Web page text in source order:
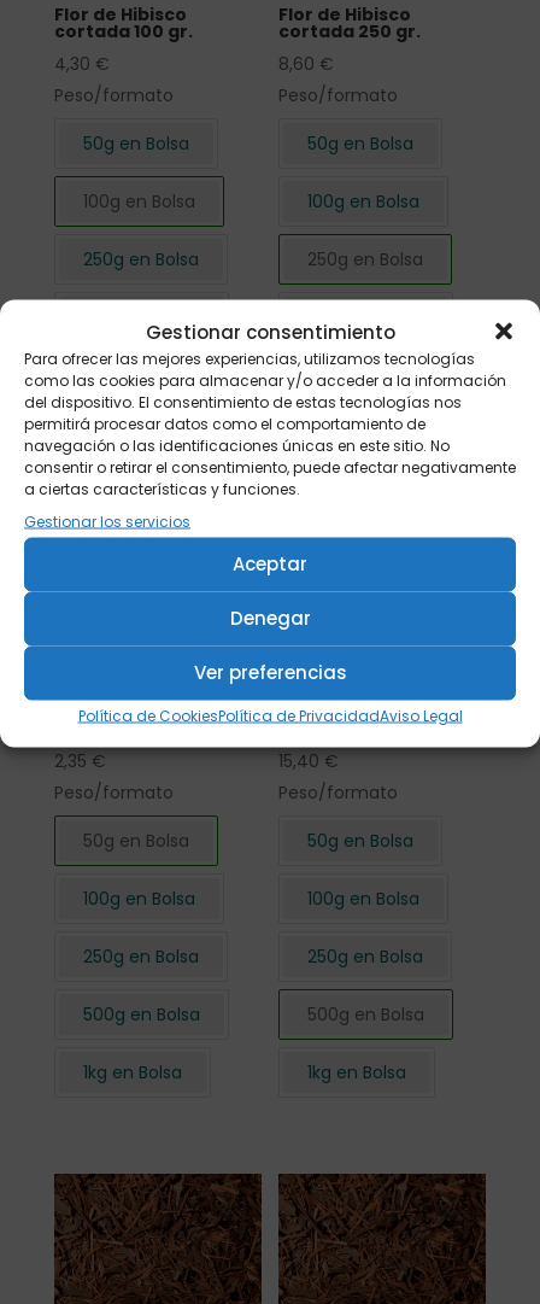
Gestionar consentimiento
Para ofrecer las mejores experiencias, utilizamos tecnologías
como las cookies para almacenar y/o acceder a la información
del dispositivo. El consentimiento de estas tecnologías nos
permitirá procesar datos como el comportamiento de
navegación o las identificaciones únicas en este sitio. No
consentir o retirar el consentimiento, puede afectar negativamente
a ciertas características y funciones.
Gestionar los servicios
Aceptar
Denegar
Ver preferencias
Política de CookiesPolítica de PrivacidadAviso Legal
Flor de Hibisco
cortada 100 gr.
4,30 €
Peso/formato
50g en Bolsa
100g en Bolsa
250g en Bolsa
1kg en Bolsa
Flor de Hibisco
cortada 250 gr.
8,60 €
Peso/formato
50g en Bolsa
100g en Bolsa
250g en Bolsa
1kg en Bolsa
Flor de Hibisco
cortada 50 gr.
2,35 €
Peso/formato
50g en Bolsa
100g en Bolsa
250g en Bolsa
500g en Bolsa
1kg en Bolsa
Flor de Hibisco
cortada 500 gr.
15,40 €
Peso/formato
50g en Bolsa
100g en Bolsa
250g en Bolsa
500g en Bolsa
1kg en Bolsa